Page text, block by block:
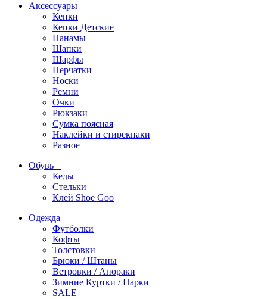
Аксессуары
Кепки
Кепки Детские
Панамы
Шапки
Шарфы
Перчатки
Носки
Ремни
Очки
Рюкзаки
Сумка поясная
Наклейки и стирекпаки
Разное
Обувь
Кеды
Стельки
Клей Shoe Goo
Одежда
Футболки
Кофты
Толстовки
Брюки / Штаны
Ветровки / Анораки
Зимние Куртки / Парки
SALE